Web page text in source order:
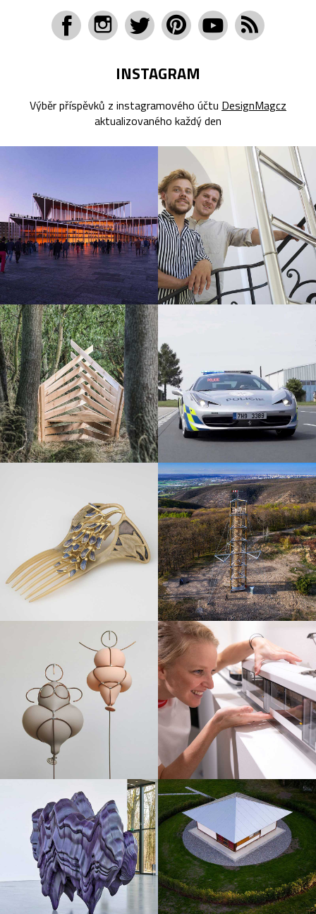
INSTAGRAM
Výběr příspěvků z instagramového účtu DesignMagcz
aktualizovaného každý den